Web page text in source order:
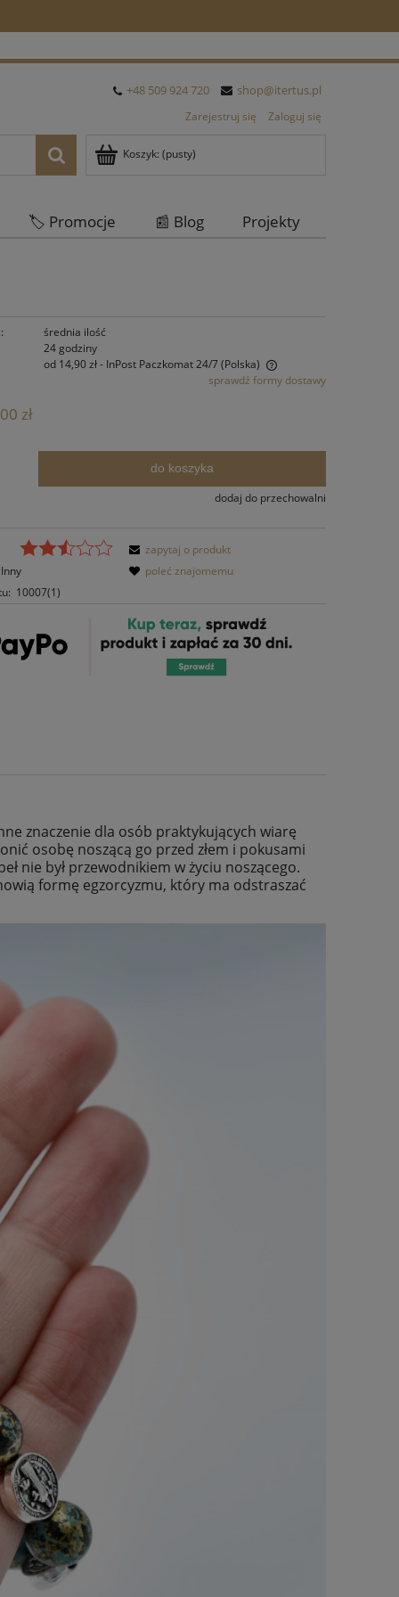
+48 509 924 720 shop@itertus.pl
Zarejestruj się Zaloguj się
Koszyk: (pusty)
🏷️ Promocje 📰 Blog
Projekty
średnia ilość
24 godziny
od 14,90 zł- InPost Paczkomat 24/7(Polska)
sprawdź formy dostawy
zł
do koszyka
dodaj do przechowalni
Inny
10007(1)
zapytaj o produkt
poleć znajomemu
znaczenie dla osób praktykujących wiarę
osobę noszącą go przed złem i pokusami
nie był przewodnikiem w życiu noszącego.
formę egzorcyzmu, który ma odstraszać